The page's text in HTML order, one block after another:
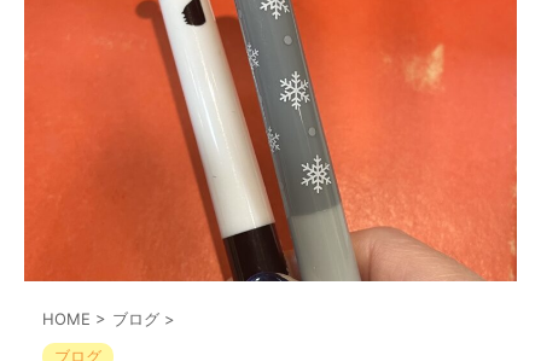
HOME > ブログ >
ブログ